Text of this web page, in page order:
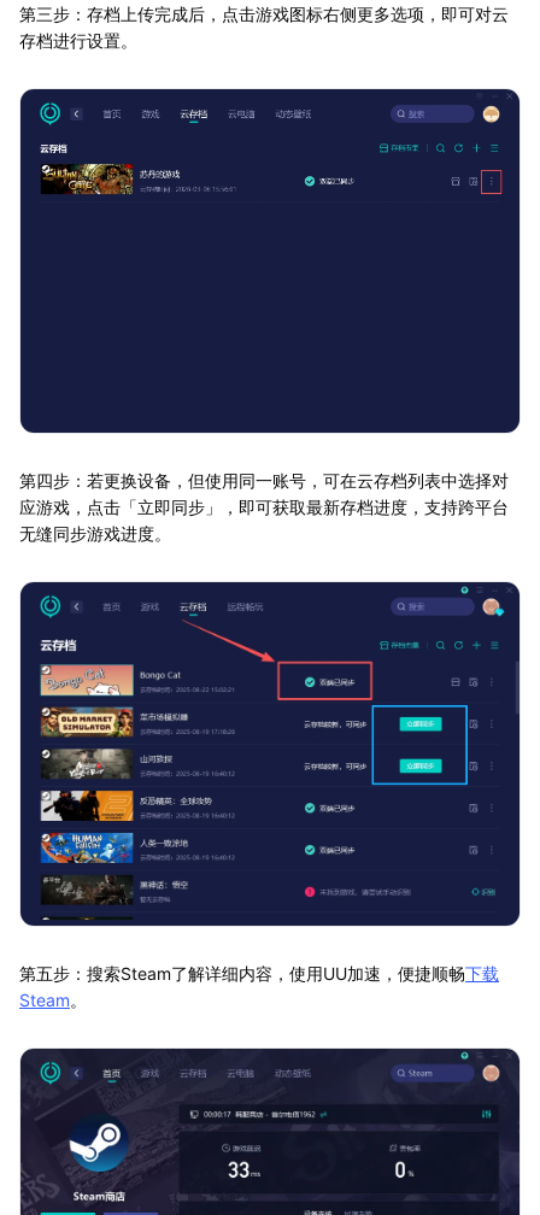
第三步：存档上传完成后，点击游戏图标右侧更多选项，即可对云
存档进行设置。
第四步：若更换设备，但使用同一账号，可在云存档列表中选择对
应游戏，点击「立即同步」，即可获取最新存档进度，支持跨平台
无缝同步游戏进度。
第五步：搜索Steam了解详细内容，使用UU加速，便捷顺畅下载
Steam。